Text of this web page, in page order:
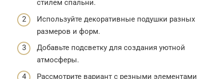
стилем спальни.
Используйте декоративные подушки разных
размеров и форм.
Добавьте подсветку для создания уютной
атмосферы.
Рассмотрите вариант с резными элементами